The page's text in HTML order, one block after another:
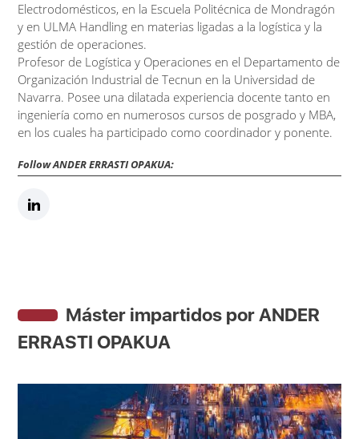
Electrodomésticos, en la Escuela Politécnica de Mondragón
y en ULMA Handling en materias ligadas a la logística y la
gestión de operaciones.
Profesor de Logística y Operaciones en el Departamento de
Organización Industrial de Tecnun en la Universidad de
Navarra. Posee una dilatada experiencia docente tanto en
ingeniería como en numerosos cursos de posgrado y MBA,
en los cuales ha participado como coordinador y ponente.
Follow ANDER ERRASTI OPAKUA:
Máster impartidos por ANDER
ERRASTI OPAKUA